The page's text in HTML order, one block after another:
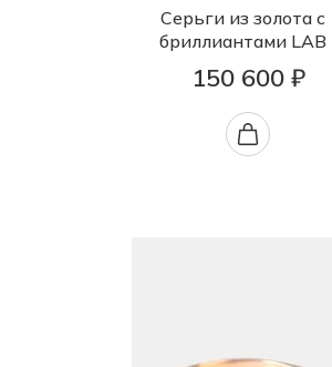
Серьги из золота с
бриллиантами LAB
150 600 ₽